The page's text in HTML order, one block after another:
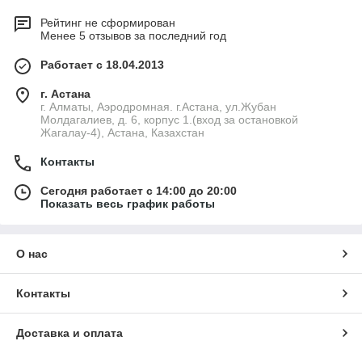
Рейтинг не сформирован
Менее 5 отзывов за последний год
Работает с 18.04.2013
г. Астана
г. Алматы, Аэродромная. г.Астана, ул.Жубан
Молдагалиев, д. 6, корпус 1.(вход за остановкой
Жагалау-4), Астана, Казахстан
Контакты
Сегодня работает с 14:00 до 20:00
Показать весь график работы
О нас
Контакты
Доставка и оплата